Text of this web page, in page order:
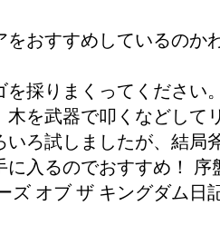
おすすめしているのか
採りまくってください。
を武器で叩くなどして
ろ試しましたが、結局
入るのでおすすめ！
オブ ザ キングダム日